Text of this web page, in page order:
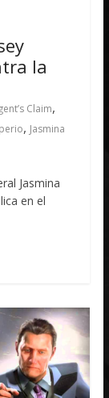
la
Claim,
, Jasmina
Jasmina
en el